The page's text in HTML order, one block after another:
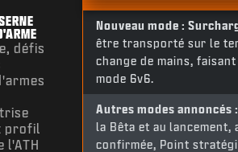
défis
profil
l'ATH
Nouveau mode :
être transporté sur le
change de mains,
mode 6v6.
Autres modes annoncés :
la Bêta et au
confirmée, Point